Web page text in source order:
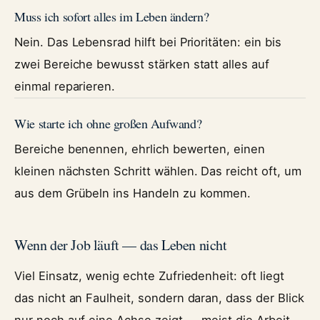
Muss ich sofort alles im Leben ändern?
Nein. Das Lebensrad hilft bei Prioritäten: ein bis
zwei Bereiche bewusst stärken statt alles auf
einmal reparieren.
Wie starte ich ohne großen Aufwand?
Bereiche benennen, ehrlich bewerten, einen
kleinen nächsten Schritt wählen. Das reicht oft, um
aus dem Grübeln ins Handeln zu kommen.
Wenn der Job läuft — das Leben nicht
Viel Einsatz, wenig echte Zufriedenheit: oft liegt
das nicht an Faulheit, sondern daran, dass der Blick